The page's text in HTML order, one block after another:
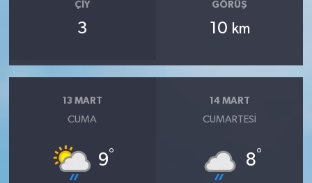
ÇIY
3
GÖRÜŞ
10 km
13 MART
CUMA
9°
14 MART
CUMARTESI
8°